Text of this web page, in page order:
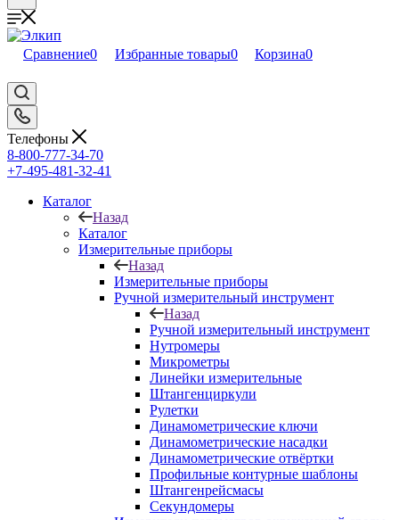
Сравнение0 Избранные товары0 Корзина0
Телефоны
8-800-777-34-70
+7-495-481-32-41
Каталог
Назад
Каталог
Измерительные приборы
Назад
Измерительные приборы
Ручной измерительный инструмент
Назад
Ручной измерительный инструмент
Нутромеры
Микрометры
Линейки измерительные
Штангенциркули
Рулетки
Динамометрические ключи
Динамометрические насадки
Динамометрические отвёртки
Профильные контурные шаблоны
Штангенрейсмасы
Секундомеры